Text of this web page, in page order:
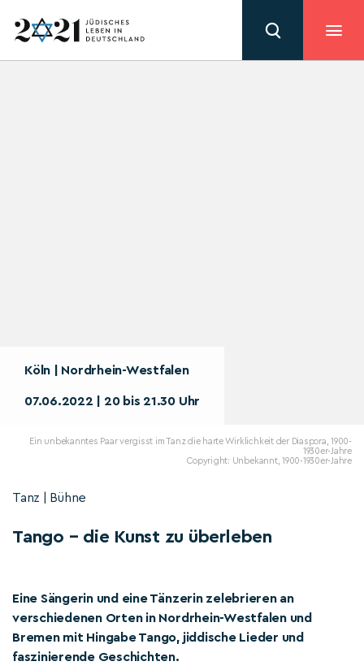
Köln | Nordrhein-Westfalen
07.06.2022 | 20 bis 21.30 Uhr
Ein unbekanntes Paar vergisst im Tanz die harte Wirklichkeit der Diaspora, 1900-
1930er-Jahre
Copyright: Unbekannt, 1900-1930er-Jahre
Tanz | Bühne
Tango – die Kunst zu überleben
Eine Sängerin und eine Tänzerin zelebrieren an
verschiedenen Orten in Nordrhein-Westfalen und
Bremen mit Hingabe Tango, jiddische Lieder und
faszinierende Geschichten.